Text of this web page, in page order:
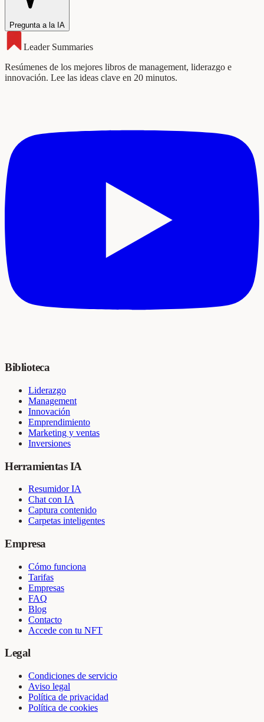
Pregunta a la IA
Leader Summaries
Resúmenes de los mejores libros de management, liderazgo e
innovación. Lee las ideas clave en 20 minutos.
Biblioteca
Liderazgo
Management
Innovación
Emprendimiento
Marketing y ventas
Inversiones
Herramientas IA
Resumidor IA
Chat con IA
Captura contenido
Carpetas inteligentes
Empresa
Cómo funciona
Tarifas
Empresas
FAQ
Blog
Contacto
Accede con tu NFT
Legal
Condiciones de servicio
Aviso legal
Política de privacidad
Política de cookies